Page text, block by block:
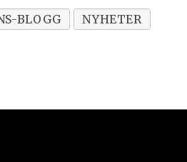
BLOGG NYHETER